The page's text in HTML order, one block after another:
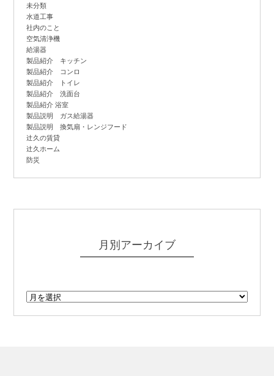
未分類
水道工事
社内のこと
空気清浄機
給湯器
製品紹介 キッチン
製品紹介 コンロ
製品紹介 トイレ
製品紹介 洗面台
製品紹介 浴室
製品説明 ガス給湯器
製品説明 換気扇・レンジフード
辻久の賃貸
辻久ホーム
防災
月別アーカイブ